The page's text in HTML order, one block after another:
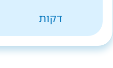
דקות